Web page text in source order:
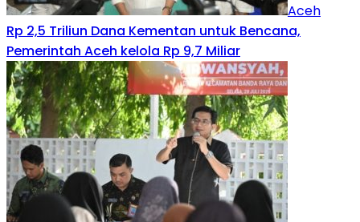
Aceh
Rp 2,5 Triliun Dana Kementan untuk Bencana,
Pemerintah Aceh kelola Rp 9,7 Miliar‎